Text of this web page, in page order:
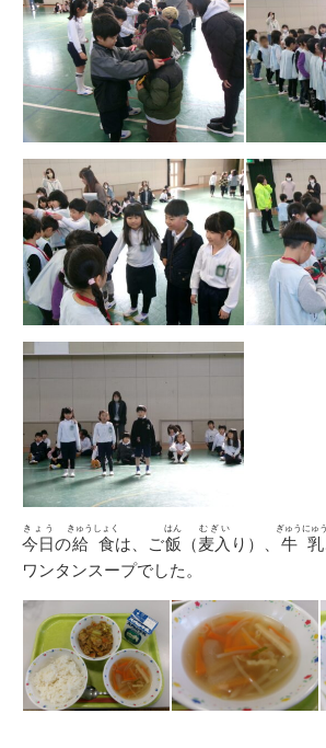
今日
きょう
の給食
きゅうしょく
は、ご飯
はん
（麦入
むぎい
り）、 牛乳
ぎゅうにゅう
ワンタンスープでした。